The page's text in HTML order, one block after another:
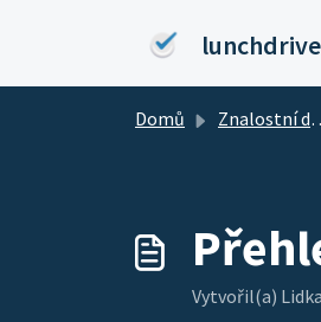
Domů Znalostní databáze
Vytvořil(a)